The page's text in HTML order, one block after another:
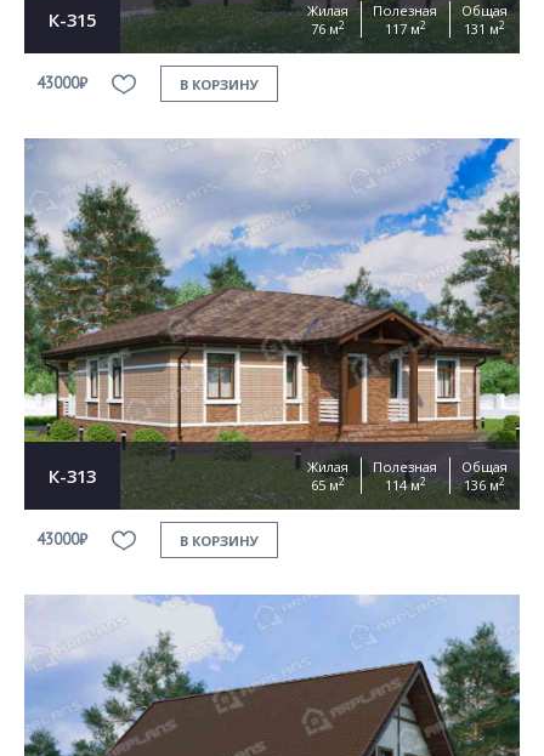
К-315
Жилая
76 м2
Полезная
117 м2
Общая
131 м2
43000₽ В КОРЗИНУ
К-313
Жилая
65 м2
Полезная
114 м2
Общая
136 м2
43000₽ В КОРЗИНУ